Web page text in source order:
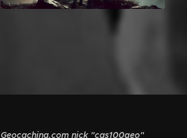
Geocaching.com nick "cas100geo"